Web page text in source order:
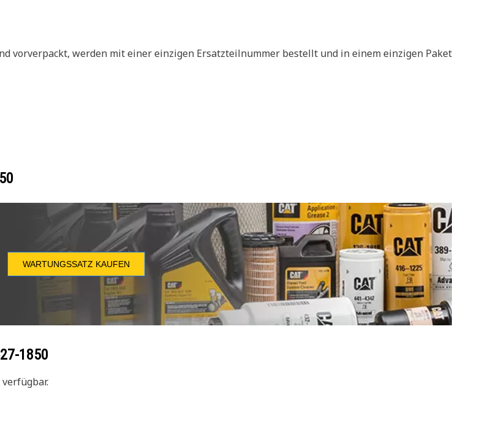
vorverpackt, werden mit einer einzigen Ersatzteilnummer bestellt und in einem einzigen Paket
WARTUNGSSATZ KAUFEN
1850